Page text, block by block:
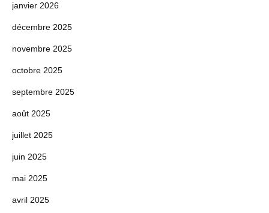
janvier 2026
décembre 2025
novembre 2025
octobre 2025
septembre 2025
août 2025
juillet 2025
juin 2025
mai 2025
avril 2025